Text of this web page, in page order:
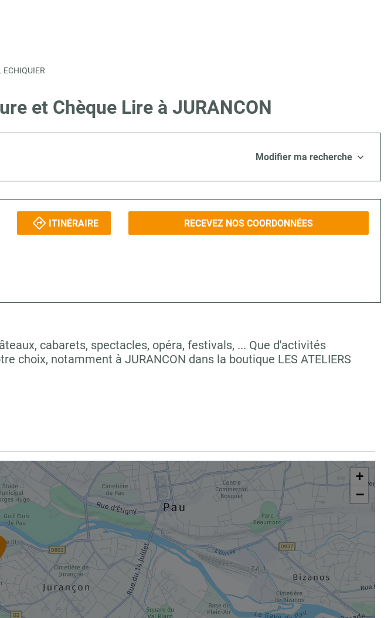
ECHIQUIER
et Chèque Lire à JURANCON
Modifier ma recherche
ITINÉRAIRE RECEVEZ NOS COORDONNÉES
cabarets, spectacles, opéra, festivals, ... Que d'activités
choix, notamment à JURANCON dans la boutique LES ATELIERS
+
−